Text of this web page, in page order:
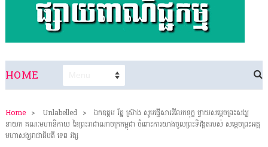
HOME
Home > Unlabelled >
ឯកឧត្តម រ័ត្ន ស្រ៊ាង សូមផ្ញើសាររំលែកទុក្ខ ថ្វាយសម្តេចព្រះសង្ឃ
នាយក គណៈមហានិកាយ នៃព្រះរាជាណាចក្រកម្ពុជា ចំពោះការយាងចូលព្រះទិវង្គតរបស់ សម្ដេចព្រះអគ្គ
មហាសង្ឃរាជាធិបតី ទេព វង្ស